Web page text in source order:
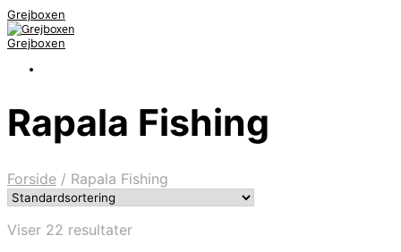
Grejboxen
Grejboxen
Rapala Fishing
Forside / Rapala Fishing
Viser 22 resultater